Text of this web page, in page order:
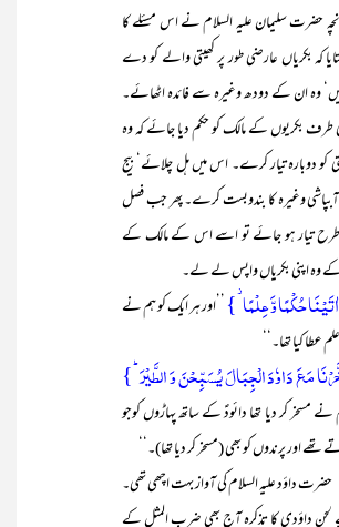
حضرت سلیمان علیہ السلام نے اس مسئلے کا
کہ بکریاں عارضی طور پر کھیتی والے کو دے
وہ ان کے دودھ وغیرہ سے فائدہ اٹھائے۔
بکریوں کے مالک کو حکم دیا جائے کہ وہ
کو دوبارہ تیار کرے۔ اس میں ہل چلائے‘ بیج
وغیرہ کا بندوبست کرے۔ پھر جب فصل
طرح تیار ہو جائے تو اسے اس کے مالک کے
وہ اپنی بکریاں واپس لے لے۔
حُکۡمًا وَّ عِلۡمًا ۫} ’’اور ہر ایک کو ہم نے
عطا کیا تھا۔‘‘
مَعَ دَاوٗدَ الۡجِبَالَ یُسَبِّحۡنَ وَ الطَّیۡرَ ؕ}
نے مسخر کر دیا تھا دائودؑ کے ساتھ پہاڑوں کوجو
تھے اور پرندوں کو بھی (مسخر کر دیا تھا)۔‘‘
داؤد علیہ السلام کی آواز بہت اچھی تھی۔
لحن داؤدی کا تذکرہ آج بھی ضرب المثل کے